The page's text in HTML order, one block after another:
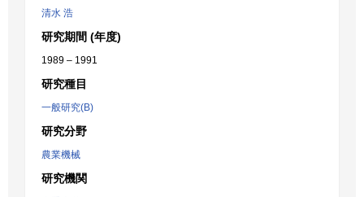
清水 浩
研究期間 (年度)
1989 – 1991
研究種目
一般研究(B)
研究分野
農業機械
研究機関